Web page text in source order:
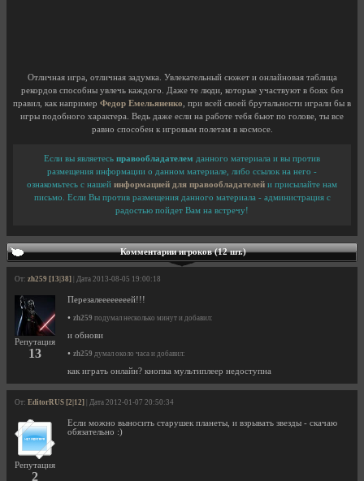
Отличная игра, отличная задумка. Увлекательный сюжет и онлайновая таблица
рекордов способны увлечь каждого. Даже те люди, которые участвуют в боях без
правил, как например Федор Емельяненко , при всей своей брутальности играли бы в
игры подобного характера. Ведь даже если на работе тебя бьют по голове, ты все
равно способен к игровым полетам в космосе.
Если вы являетесь правообладателем данного материала и вы против
размещения информации о данном материале, либо ссылок на него -
ознакомьтесь с нашей информацией для правообладателей и присылайте нам
письмо. Если Вы против размещения данного материала - администрация с
радостью пойдет Вам на встречу!
Комментарии игроков (12 шт.)
От: zh259 [13|38] | Дата 2013-08-05 19:00:18
Репутация
13
Перезалеееееееей!!!
• zh259 подумал несколько минут и добавил:
и обнови
• zh259 думал около часа и добавил:
как играть онлайн? кнопка мультиплеер недоступна
От: EditorRUS [2|12] | Дата 2012-01-07 20:50:34
Репутация
2
Если можно выносить старушек планеты, и взрывать звезды - скачаю
обязательно :)